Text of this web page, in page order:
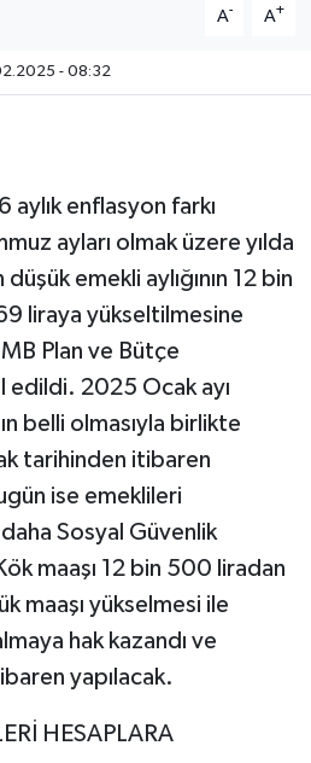
A- A+
- 08:32
aylık enflasyon farkı
ayları olmak üzere yılda
emekli aylığının 12 bin
liraya yükseltilmesine
Plan ve Bütçe
edildi. 2025 Ocak ayı
belli olmasıyla birlikte
tarihinden itibaren
ise emeklileri
Sosyal Güvenlik
maaşı 12 bin 500 liradan
maaşı yükselmesi ile
hak kazandı ve
yapılacak.
HESAPLARA